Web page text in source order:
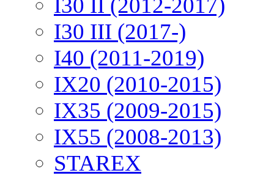
I30 II (2012-2017)
I30 III (2017-)
I40 (2011-2019)
IX20 (2010-2015)
IX35 (2009-2015)
IX55 (2008-2013)
STAREX